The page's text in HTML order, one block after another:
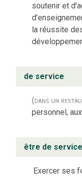
soutenir et
la réussite
de service
(dans un
personnel,
être de service
Exercer ses